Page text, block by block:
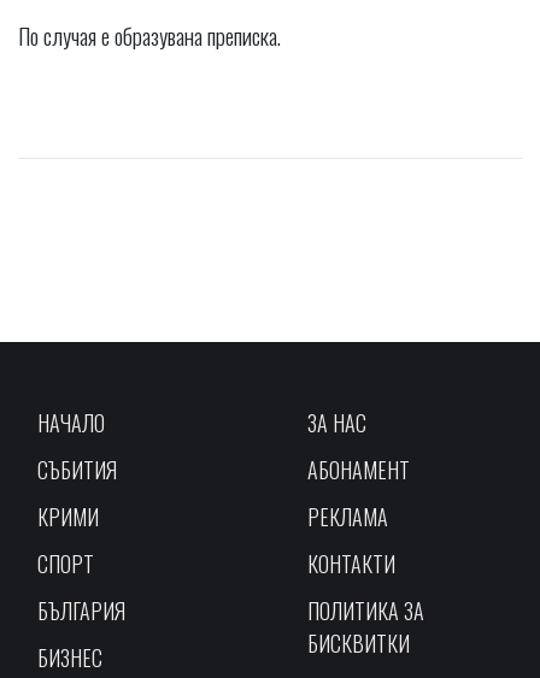
По случая е образувана преписка.
НАЧАЛО
СЪБИТИЯ
КРИМИ
СПОРТ
БЪЛГАРИЯ
БИЗНЕС
ЗА НАС
АБОНАМЕНТ
РЕКЛАМА
КОНТАКТИ
ПОЛИТИКА ЗА
БИСКВИТКИ